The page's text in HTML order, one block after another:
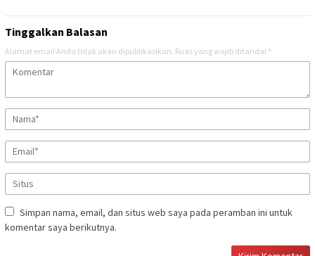
Tinggalkan Balasan
Alamat email Anda tidak akan dipublikasikan. Ruas yang wajib ditandai *
Simpan nama, email, dan situs web saya pada peramban ini untuk
komentar saya berikutnya.